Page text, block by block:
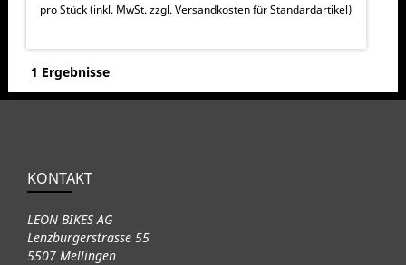
pro Stück (inkl. MwSt. zzgl.Versandkosten für Standardartikel)
1 Ergebnisse
KONTAKT
LEON BIKES AG
Lenzburgerstrasse 55
5507 Mellingen